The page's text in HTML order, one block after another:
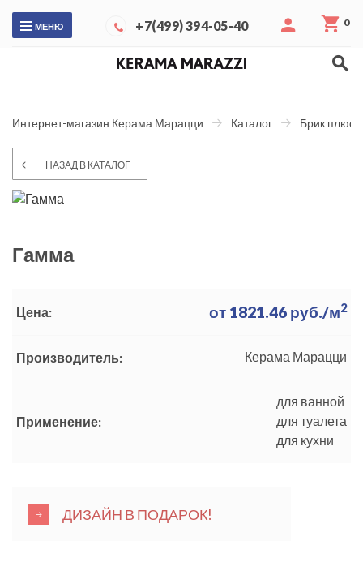
МЕНЮ +7(499) 394-05-40 0
Интернет-магазин Керама Марацци Каталог Брик плюс
НАЗАД В КАТАЛОГ
Гамма
Цена: от 1821.46 руб./м2
Производитель: Керама Марацци
Применение:
для ванной
для туалета
для кухни
ДИЗАЙН В ПОДАРОК!